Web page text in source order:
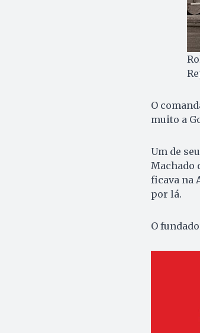
O
muito a
Um de
Machado
ficava na
por lá.
O